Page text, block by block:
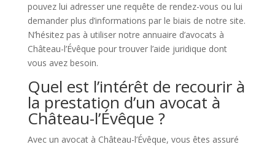
pouvez lui adresser une requête de rendez-vous ou lui
demander plus d’informations par le biais de notre site.
N’hésitez pas à utiliser notre annuaire d’avocats à
Château-l’Évêque pour trouver l’aide juridique dont
vous avez besoin.
Quel est l’intérêt de recourir à
la prestation d’un avocat à
Château-l’Évêque ?
Avec un avocat à Château-l’Évêque, vous êtes assuré